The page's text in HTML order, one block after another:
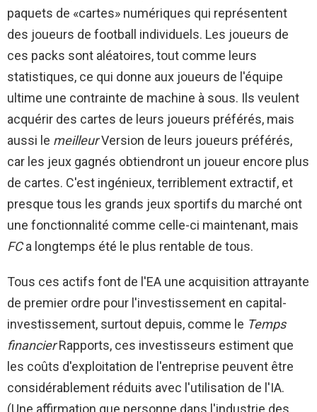
paquets de «cartes» numériques qui représentent
des joueurs de football individuels. Les joueurs de
ces packs sont aléatoires, tout comme leurs
statistiques, ce qui donne aux joueurs de l'équipe
ultime une contrainte de machine à sous. Ils veulent
acquérir des cartes de leurs joueurs préférés, mais
aussi le meilleurVersion de leurs joueurs préférés,
car les jeux gagnés obtiendront un joueur encore plus
de cartes. C'est ingénieux, terriblement extractif, et
presque tous les grands jeux sportifs du marché ont
une fonctionnalité comme celle-ci maintenant, mais
FCa longtemps été le plus rentable de tous.
Tous ces actifs font de l'EA une acquisition attrayante
de premier ordre pour l'investissement en capital-
investissement, surtout depuis, comme le Temps
financierRapports, ces investisseurs estiment que
les coûts d'exploitation de l'entreprise peuvent être
considérablement réduits avec l'utilisation de l'IA.
(Une affirmation que personne dans l'industrie des